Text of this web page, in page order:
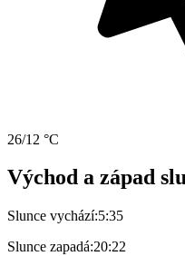
26/12 °C
Východ a západ
Slunce vychází:5:35
Slunce zapadá:20:22